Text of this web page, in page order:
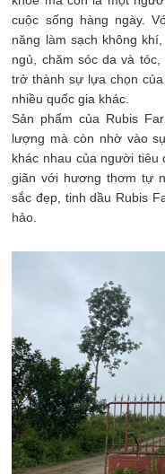
cuộc sống hàng ngày.
năng làm sạch không
ngủ, chăm sóc da và
trở thành sự lựa chọn
nhiều quốc gia khác.
Sản phẩm của Rubis
lượng mà còn nhờ vào
khác nhau của người
giãn với hương thơm tự
sắc đẹp, tinh dầu Rubis
hảo.